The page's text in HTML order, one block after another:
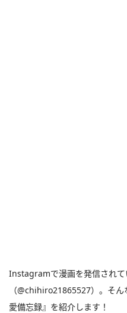
Instagramで漫画を発信されて
（@chihiro21865527）。そ
愛備忘録』を紹介します！